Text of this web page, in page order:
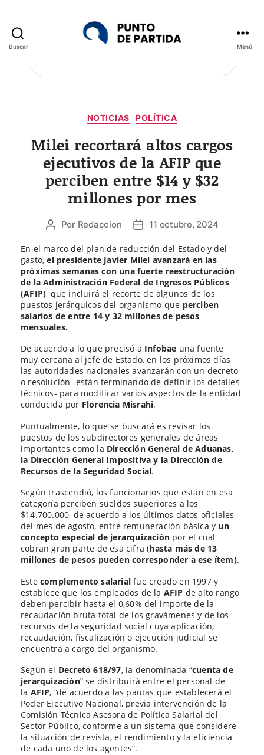
Buscar Menú
Categorías
NOTICIAS POLÍTICA
Milei recortará altos cargos
ejecutivos de la AFIP que
perciben entre $14 y $32
millones por mes
Autor
la
entrada
Por Redaccion
Fecha
la
entrada
11 octubre, 2024
En el marco del plan de reducción del Estado y del
gasto,el presidente Javier Milei avanzará en las
próximas semanas con una fuerte reestructuración
de la Administración Federal de Ingresos Públicos
(AFIP), que incluirá el recorte de algunos de los
puestos jerárquicos del organismo que perciben
salarios de entre 14 y 32 millones de pesos
mensuales.
De acuerdo a lo que precisó a Infobae una fuente
muy cercana al jefe de Estado, en los próximos días
las autoridades nacionales avanzarán con un decreto
o resolución -están terminando de definir los detalles
técnicos- para modificar varios aspectos de la entidad
conducida por Florencia Misrahi.
Puntualmente, lo que se buscará es revisar los
puestos de los subdirectores generales de áreas
importantes como la Dirección General de Aduanas,
la Dirección General Impositiva y la Dirección de
Recursos de la Seguridad Social.
Según trascendió, los funcionarios que están en esa
categoría perciben sueldos superiores a los
$14.700.000, de acuerdo a los últimos datos oficiales
del mes de agosto, entre remuneración básica y un
concepto especial de jerarquización por el cual
cobran gran parte de esa cifra (hasta más de 13
millones de pesos pueden corresponder a ese ítem).
Este complemento salarial fue creado en 1997 y
establece que los empleados de la AFIP de alto rango
deben percibir hasta el 0,60% del importe de la
recaudación bruta total de los gravámenes y de los
recursos de la seguridad social cuya aplicación,
recaudación, fiscalización o ejecución judicial se
encuentra a cargo del organismo.
Según el Decreto 618/97, la denominada “cuenta de
jerarquización” se distribuirá entre el personal de
la AFIP, “de acuerdo a las pautas que establecerá el
Poder Ejecutivo Nacional, previa intervención de la
Comisión Técnica Asesora de Política Salarial del
Sector Público, conforme a un sistema que considere
la situación de revista, el rendimiento y la eficiencia
de cada uno de los agentes”.